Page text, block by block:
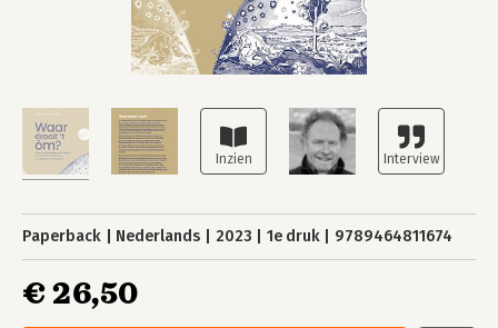
Paperback Nederlands 2023 1e druk 9789464811674
€ 26,50